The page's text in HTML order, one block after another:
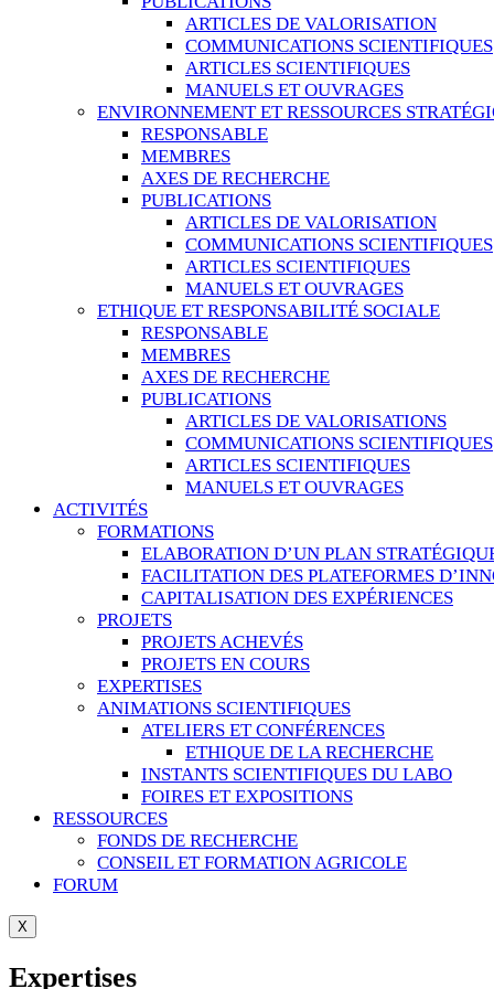
ARTICLES DE VALORISATION
COMMUNICATIONS SCIENTIFIQUES
ARTICLES SCIENTIFIQUES
MANUELS ET OUVRAGES
ENVIRONNEMENT ET RESSOURCES
RESPONSABLE
MEMBRES
AXES DE RECHERCHE
PUBLICATIONS
ARTICLES DE VALORISATION
COMMUNICATIONS SCIENTIFIQUES
ARTICLES SCIENTIFIQUES
MANUELS ET OUVRAGES
ETHIQUE ET RESPONSABILITÉ SOCIALE
RESPONSABLE
MEMBRES
AXES DE RECHERCHE
PUBLICATIONS
ARTICLES DE VALORISATIONS
COMMUNICATIONS SCIENTIFIQUES
ARTICLES SCIENTIFIQUES
MANUELS ET OUVRAGES
ACTIVITÉS
FORMATIONS
ELABORATION D’UN PLAN
FACILITATION DES PLATEFORMES
CAPITALISATION DES EXPÉRIENCES
PROJETS
PROJETS ACHEVÉS
PROJETS EN COURS
EXPERTISES
ANIMATIONS SCIENTIFIQUES
ATELIERS ET CONFÉRENCES
ETHIQUE DE LA RECHERCHE
INSTANTS SCIENTIFIQUES DU LABO
FOIRES ET EXPOSITIONS
RESSOURCES
FONDS DE RECHERCHE
CONSEIL ET FORMATION AGRICOLE
FORUM
X
Expertises